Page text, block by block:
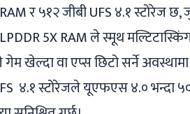
र ५१२ जीबी UFS ४.१ स्टोरेज छ,
LPDDR 5X RAM ले स्मूथ
वा एप्स छिटो सर्ने अवस्थामा
४.१ स्टोरेजले यूएफएस ४.० भन्दा